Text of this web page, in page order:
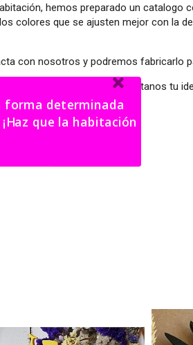
hemos preparado un catalogo
colores que se ajusten mejor con la
con nosotros y podremos fabricarlo
no encuentras el tuyo cuéntanos tu
forma determinada